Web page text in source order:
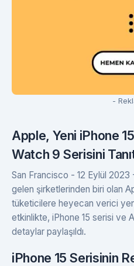
-
Apple, Yeni iPhone
Watch 9 Serisini
San Francisco - 12 Eylül 2023
gelen şirketlerinden biri olan
tüketicilere heyecan verici
etkinlikte, iPhone 15 serisi ve
detaylar paylaşıldı.
iPhone 15 Serisinin